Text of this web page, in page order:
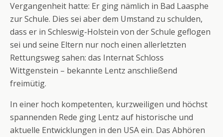
Vergangenheit hatte: Er ging nämlich in Bad Laasphe
zur Schule. Dies sei aber dem Umstand zu schulden,
dass er in Schleswig-Holstein von der Schule geflogen
sei und seine Eltern nur noch einen allerletzten
Rettungsweg sahen: das Internat Schloss
Wittgenstein – bekannte Lentz anschließend
freimütig.
In einer hoch kompetenten, kurzweiligen und höchst
spannenden Rede ging Lentz auf historische und
aktuelle Entwicklungen in den USA ein. Das Abhören